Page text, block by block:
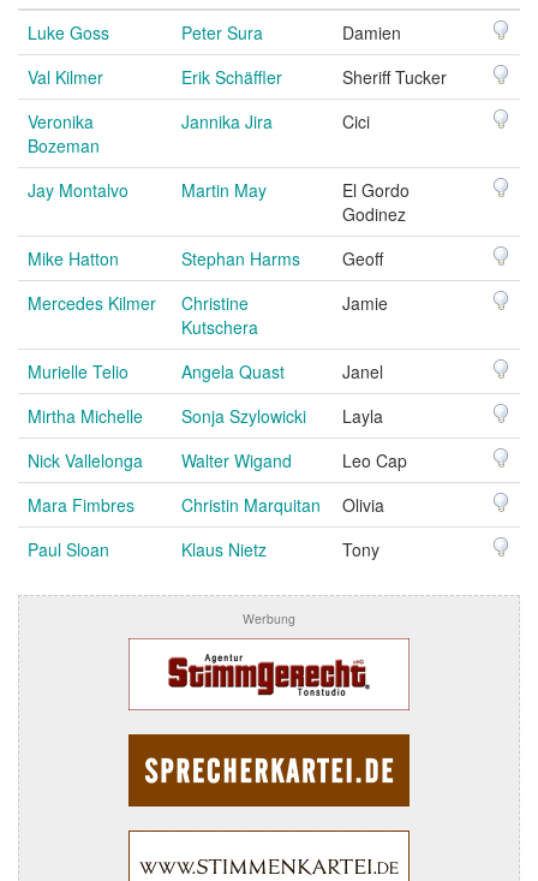
Luke Goss
Peter Sura
Damien
Val Kilmer
Erik Schäffler
Sheriff Tucker
Veronika
Bozeman
Jannika Jira Cici
Jay Montalvo Martin May
El Gordo
Godinez
Mike Hatton
Stephan Harms
Geoff
Mercedes Kilmer
Christine
Kutschera
Jamie
Murielle Telio Angela Quast
Janel
Mirtha Michelle
Sonja Szylowicki
Layla
Nick Vallelonga
Walter Wigand
Leo Cap
Mara Fimbres
Christin Marquitan
Olivia
Paul Sloan
Klaus Nietz Tony
Werbung